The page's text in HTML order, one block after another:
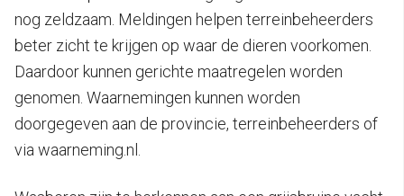
nog zeldzaam. Meldingen helpen terreinbeheerders
beter zicht te krijgen op waar de dieren voorkomen.
Daardoor kunnen gerichte maatregelen worden
genomen. Waarnemingen kunnen worden
doorgegeven aan de provincie, terreinbeheerders of
via waarneming.nl.